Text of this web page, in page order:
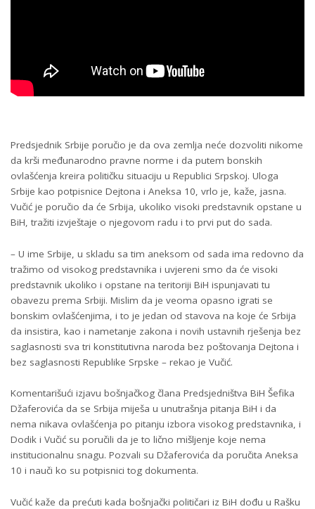
Predsjednik Srbije poručio je da ova zemlja neće dozvoliti nikome
da krši međunarodno pravne norme i da putem bonskih
ovlašćenja kreira političku situaciju u Republici Srpskoj. Uloga
Srbije kao potpisnice Dejtona i Aneksa 10, vrlo je, kaže, jasna.
Vučić je poručio da će Srbija, ukoliko visoki predstavnik opstane u
BiH, tražiti izvještaje o njegovom radu i to prvi put do sada.
– U ime Srbije, u skladu sa tim aneksom od sada ima redovno da
tražimo od visokog predstavnika i uvjereni smo da će visoki
predstavnik ukoliko i opstane na teritoriji BiH ispunjavati tu
obavezu prema Srbiji. Mislim da je veoma opasno igrati se
bonskim ovlašćenjima, i to je jedan od stavova na koje će Srbija
da insistira, kao i nametanje zakona i novih ustavnih rješenja bez
saglasnosti sva tri konstitutivna naroda bez poštovanja Dejtona i
bez saglasnosti Republike Srpske – rekao je Vučić.
Komentarišući izjavu bošnjačkog člana Predsjedništva BiH Šefika
Džaferovića da se Srbija miješa u unutrašnja pitanja BiH i da
nema nikava ovlašćenja po pitanju izbora visokog predstavnika, i
Dodik i Vučić su poručili da je to lično mišljenje koje nema
institucionalnu snagu. Pozvali su Džaferovića da poručita Aneksa
10 i nauči ko su potpisnici tog dokumenta.
Vučić kaže da prećuti kada bošnjački političari iz BiH dođu u Rašku